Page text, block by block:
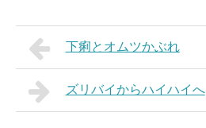
下痢とオムツかぶれ
ズリバイからハイハイへ